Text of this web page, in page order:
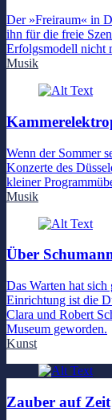
Der »Freiraum« in
ihn für die freie
Erfolgsmodell nicht
Musik
Wenn der Sommer
Konzerte des
kleiner
Musik
Über
Das Warten hat
Einrichtung ist die
Clara und Robert
Museum geworden.
Kunst
Zauber auf Zeit